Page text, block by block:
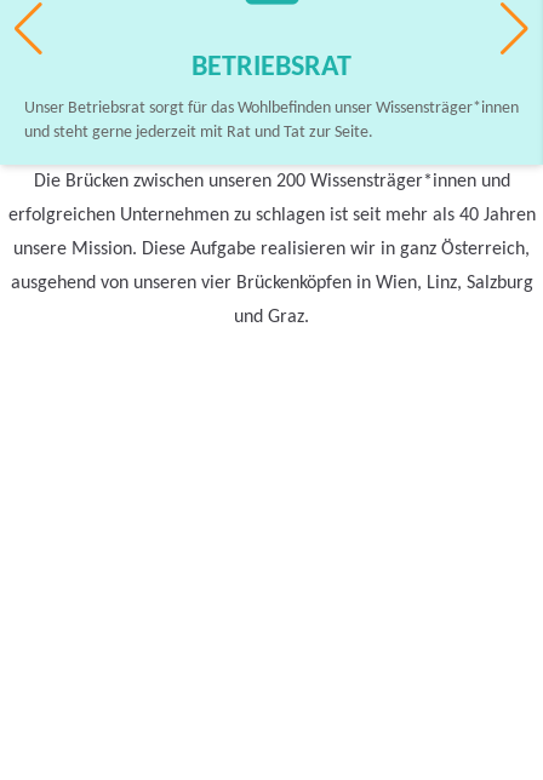
BETRIEBSRAT
Unser Betriebsrat sorgt für das Wohlbefinden unser Wissensträger*innen
und steht gerne jederzeit mit Rat und Tat zur Seite.
Die Brücken zwischen unseren 200 Wissensträger*innen und
erfolgreichen Unternehmen zu schlagen ist seit mehr als 40 Jahren
unsere Mission. Diese Aufgabe realisieren wir in ganz Österreich,
ausgehend von unseren vier Brückenköpfen in Wien, Linz, Salzburg
und Graz.